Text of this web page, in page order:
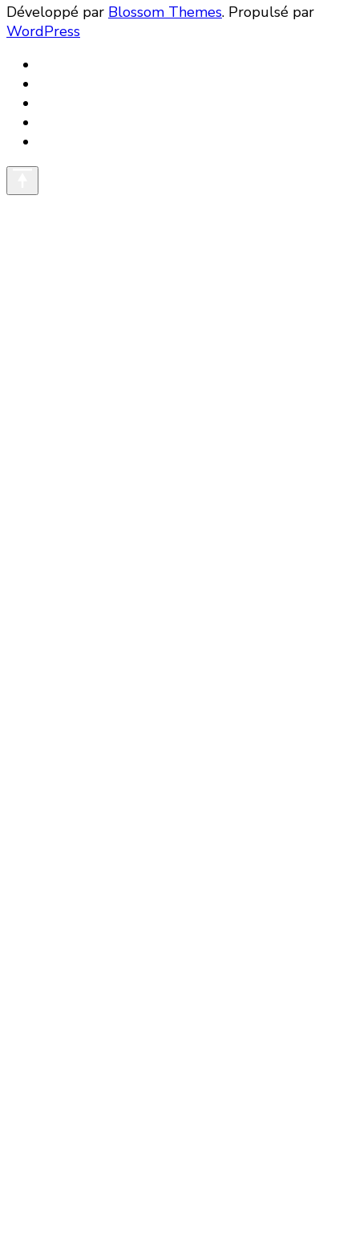
Développé par Blossom Themes. Propulsé par
WordPress